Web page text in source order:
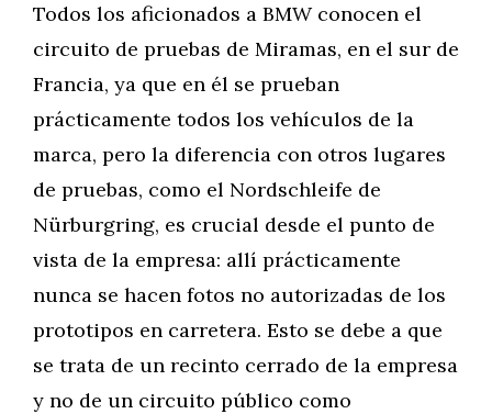
Todos los aficionados a BMW conocen el
circuito de pruebas de Miramas, en el sur de
Francia, ya que en él se prueban
prácticamente todos los vehículos de la
marca, pero la diferencia con otros lugares
de pruebas, como el Nordschleife de
Nürburgring, es crucial desde el punto de
vista de la empresa: allí prácticamente
nunca se hacen fotos no autorizadas de los
prototipos en carretera. Esto se debe a que
se trata de un recinto cerrado de la empresa
y no de un circuito público como